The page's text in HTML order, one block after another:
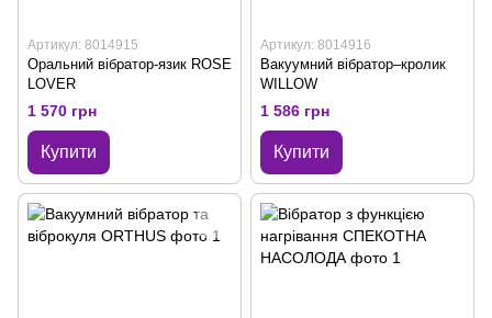
Артикул: 8014915
Оральний вібратор-язик ROSE
LOVER
1 570 грн
Купити
Артикул: 8014916
Вакуумний вібратор–кролик
WILLOW
1 586 грн
Купити